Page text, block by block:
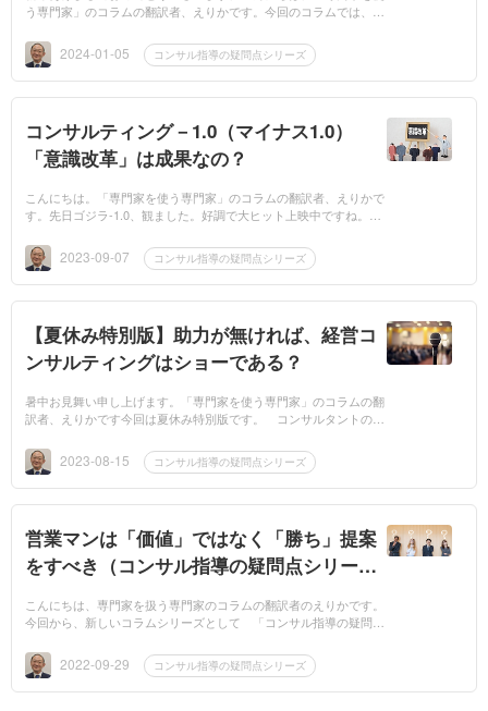
う専門家」のコラムの翻訳者、えりかです。今回のコラムでは、
いてのお話です。...
2024-01-05 コンサル指導の疑問点シリーズ
コンサルティング－1.0（マイナス1.0）
「意識改革」は成果なの？
こんにちは。「専門家を使う専門家」のコラムの翻訳者、えりかで
す。先日ゴジラ-1.0、観ました。好調で大ヒット上映中ですね。
ラムでは、 “「...
2023-09-07 コンサル指導の疑問点シリーズ
【夏休み特別版】助力が無ければ、経営コ
ンサルティングはショーである？
暑中お見舞い申し上げます。「専門家を使う専門家」のコラムの翻
訳者、えりかです今回は夏休み特別版です。 コンサルタントの本
る というお話...
2023-08-15 コンサル指導の疑問点シリーズ
営業マンは「価値」ではなく「勝ち」提案
をすべき（コンサル指導の疑問点シリーズ
こんにちは、専門家を扱う専門家のコラムの翻訳者のえりかです。
今回から、新しいコラムシリーズとして 「コンサル指導の疑問点
のコンサルタ...
2022-09-29 コンサル指導の疑問点シリーズ